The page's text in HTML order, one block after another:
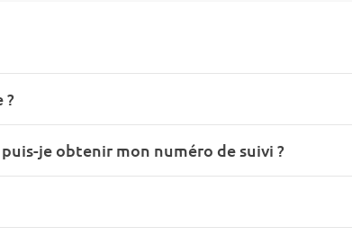
?
je obtenir mon numéro de suivi ?